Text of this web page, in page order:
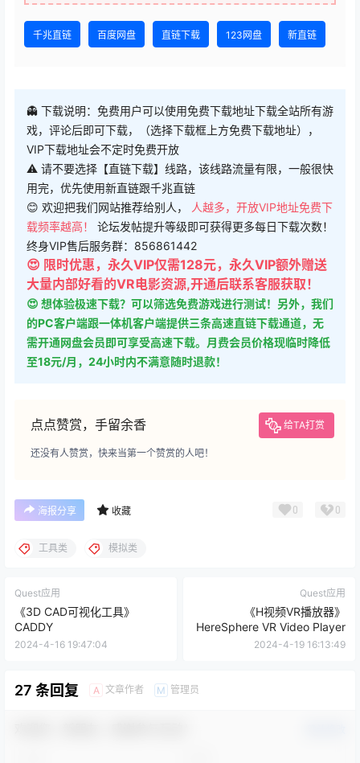
千兆直链 百度网盘 直链下载 123网盘 新直链
👻 下载说明：免费用户可以使用免费下载地址下载全站所有游
戏，评论后即可下载，（选择下载框上方免费下载地址），
VIP下载地址会不定时免费开放
⚠ 请不要选择【直链下载】线路，该线路流量有限，一般很快
用完，优先使用新直链跟千兆直链
😊 欢迎把我们网站推荐给别人，
人越多，开放VIP地址免费下
载频率越高！ 论坛发帖提升等级即可获得更多每日下载次数！
终身VIP售后服务群：856861442
😍 限时优惠，永久VIP仅需128元，永久VIP额外赠送
大量内部好看的VR电影资源,开通后联系客服获取！
😍 想体验极速下载？可以筛选免费游戏进行测试！另外，我们
的PC客户端跟一体机客户端提供三条高速直链下载通道，无
需开通网盘会员即可享受高速下载。月费会员价格现临时降低
至18元/月，24小时内不满意随时退款！
点点赞赏，手留余香 给TA打赏
还没有人赞赏，快来当第一个赞赏的人吧！
海报分享 收藏 0 0
工具类 模拟类
Quest应用
《3D CAD可视化工具》
CADDY
2024-4-16 19:47:04
Quest应用
《H视频VR播放器》
HereSphere VR Video Player
2024-4-19 16:13:49
27 条回复 A 文章作者 M 管理员